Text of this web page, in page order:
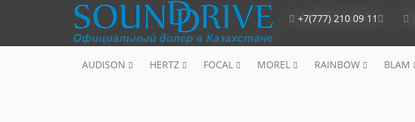
+7(777) 210 09 11
AUDISON HERTZ FOCAL MOREL RAINBOW BLAM